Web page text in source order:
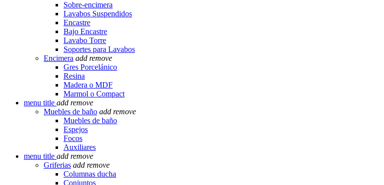
Sobre-encimera
Lavabos Suspendidos
Encastre
Bajo Encastre
Lavabo Torre
Soportes para Lavabos
Encimera add remove
Gres Porcelánico
Resina
Madera o MDF
Marmol o Compact
menu title add remove
Muebles de baño add remove
Muebles de baño
Espejos
Focos
Auxiliares
menu title add remove
Griferias add remove
Columnas ducha
Conjuntos